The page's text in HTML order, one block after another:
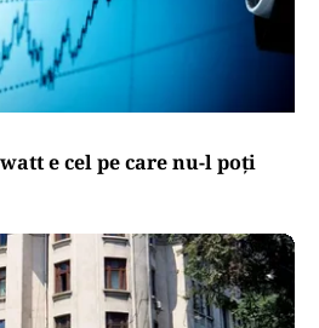
e cel pe care nu-l poți